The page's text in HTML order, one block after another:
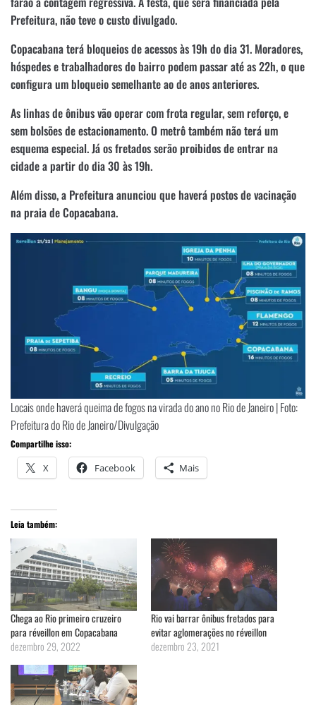
Prefeitura, não teve o custo divulgado.
Copacabana terá bloqueios de acessos às 19h do dia 31. Moradores,
hóspedes e trabalhadores do bairro podem passar até as 22h, o que
configura um bloqueio semelhante ao de anos anteriores.
As linhas de ônibus vão operar com frota regular, sem reforço, e
sem bolsões de estacionamento. O metrô também não terá um
esquema especial. Já os fretados serão proibidos de entrar na
cidade a partir do dia 30 às 19h.
Além disso, a Prefeitura anunciou que haverá postos de vacinação
na praia de Copacabana.
Locais onde haverá queima de fogos na virada do ano no Rio de Janeiro | Foto:
Prefeitura do Rio de Janeiro/Divulgação
Compartilhe isso:
X Facebook Mais
Leia também:
Chega ao Rio primeiro cruzeiro
para réveillon em Copacabana
dezembro 29, 2022
Rio vai barrar ônibus fretados para
evitar aglomerações no réveillon
dezembro 23, 2021